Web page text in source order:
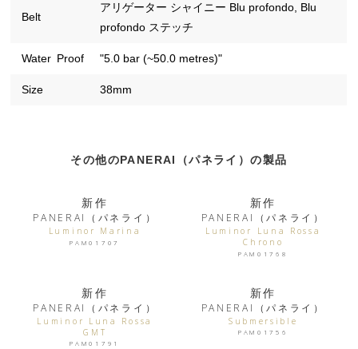
Belt
アリゲーター シャイニー Blu profondo, Blu
profondo ステッチ
Water Proof "5.0 bar (~50.0 metres)"
Size 38mm
その他のPANERAI（パネライ）の製品
新作
PANERAI（パネライ）
Luminor Marina
PAM01707
新作
PANERAI（パネライ）
Luminor Luna Rossa
Chrono
PAM01768
新作
PANERAI（パネライ）
Luminor Luna Rossa
GMT
PAM01791
新作
PANERAI（パネライ）
Submersible
PAM01756